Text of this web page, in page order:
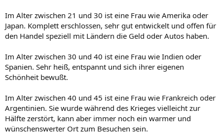
Im Alter zwischen 21 und 30 ist eine Frau wie Amerika oder
Japan. Komplett erschlossen, sehr gut entwickelt und offen für
den Handel speziell mit Ländern die Geld oder Autos haben.
Im Alter zwischen 30 und 40 ist eine Frau wie Indien oder
Spanien. Sehr heiß, entspannt und sich ihrer eigenen
Schönheit bewußt.
Im Alter zwischen 40 und 45 ist eine Frau wie Frankreich oder
Argentinien. Sie wurde während des Krieges vielleicht zur
Hälfte zerstört, kann aber immer noch ein warmer und
wünschenswerter Ort zum Besuchen sein.